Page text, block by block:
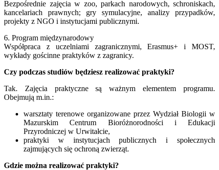
Bezpośrednie zajęcia w zoo, parkach narodowych, schroniskach,
kancelariach prawnych; gry symulacyjne, analizy przypadków,
projekty z NGO i instytucjami publicznymi.
6. Program międzynarodowy
Współpraca z uczelniami zagranicznymi, Erasmus+ i MOST,
wykłady gościnne praktyków z zagranicy.
Czy podczas studiów będziesz realizować praktyki?
Tak. Zajęcia praktyczne są ważnym elementem programu.
Obejmują m.in.:
warsztaty terenowe organizowane przez Wydział Biologii w
Mazurskim Centrum Bioróżnorodności i Edukacji
Przyrodniczej w Urwitałcie,
praktyki w instytucjach publicznych i społecznych
zajmujących się ochroną zwierząt.
Gdzie można realizować praktyki?